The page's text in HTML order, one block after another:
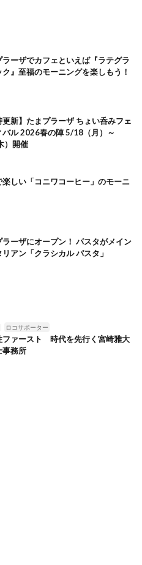
ラーザでカフェといえば『ラテグラ
ク』至福のモーニングを楽しもう！
更新】たまプラーザ ちょい呑みフェ
バル 2026春の陣 5/18（月）～
）開催
楽しい「コニワコーヒー」のモーニ
ラーザにオープン！ パスタがメイン
アン「クラシカル パスタ」
ロコサポーター
ファースト 時代を先行く宮崎雅大
事務所